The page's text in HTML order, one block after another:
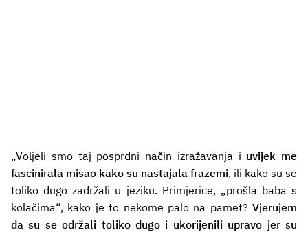
„Voljeli smo taj posprdni način izražavanja i uvijek me
fascinirala misao kako su nastajala frazemi, ili kako su se
toliko dugo zadržali u jeziku. Primjerice, „prošla baba s
kolačima“, kako je to nekome palo na pamet? Vjerujem
da su se održali toliko dugo i ukorijenili upravo jer su